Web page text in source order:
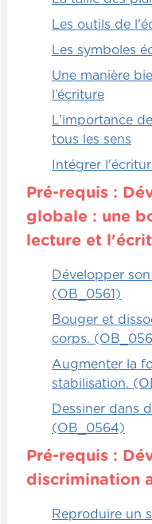
de deviner le
poser qu'un
différentes.
Une fois que
posées, il peut
L'enfant qui
différents sera
Évidemment, on
difficulté. On
questions
ce qui va rendre
Le jeu qui suit
sur le front d'un
il doit poser des
parvenir à
Alors, c'est très
fermées parce
très jeunes, ils
Les outils de
Les symboles
Une manière
l’écriture
L’importance
tous les sens
Intégrer
Pré-requis :
globale : une
lecture et
Développer
(OB_0561)
Bouger et
corps.
Augmenter la
stabilisation.
Dessiner dans
(OB_0564)
Pré-requis :
discrimination
Reproduire un